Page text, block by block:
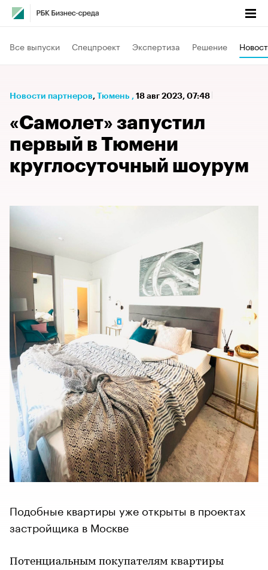
Все выпуски Спецпроект Экспертиза Решение
Новости партнеров⁠, Тюмень , 18 авг 2023, 07:48
«Самолет» запустил
первый в Тюмени
круглосуточный шоурум
Подобные квартиры уже открыты в проектах
застройщика в Москве
Потенциальным покупателям квартиры